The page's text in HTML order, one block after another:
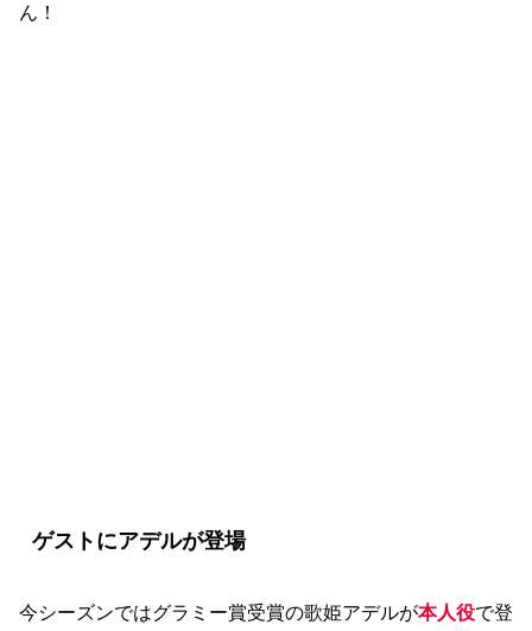
ん！
ゲストにアデルが登場
今シーズンではグラミー賞受賞の歌姫アデルが本人役で登